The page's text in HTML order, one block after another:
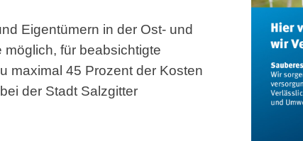
Eigentümern in der Ost- und
für beabsichtigte
maximal 45 Prozent der Kosten
der Stadt Salzgitter